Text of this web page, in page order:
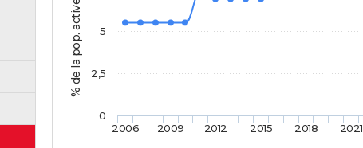
2006 2009 2012 2015 2018 2021
0
2,5
5